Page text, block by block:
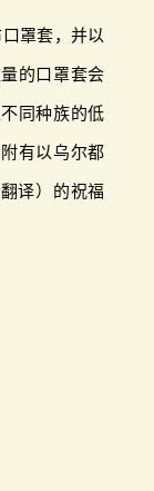
罩套，并以
的口罩套会
同种族的低
有以乌尔都
译）的祝福